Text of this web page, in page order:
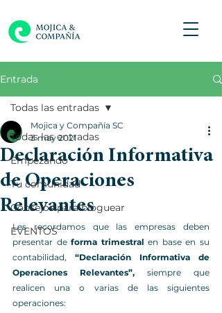
Entrada
Todas las entradas
Empezando
Tu comunidad
Consejos para bloguear
EVENTOS
Todas las entradas
Declaración Informativa
de Operaciones
Relevantes
Mojica y Compañía SC
3 may 2021
Les recordamos que las empresas deben
presentar de forma trimestral en base en su
contabilidad, “Declaración Informativa de
Operaciones Relevantes”, siempre que
realicen una o varias de las siguientes
operaciones: